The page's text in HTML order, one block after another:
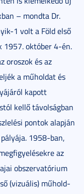
– mondta Dr.
1 volt a Föld első
1957. október 4-én.
oroszok és az
a műholdat és
kapott
kellő távolságban
pontok alapján
1958-ban,
az
obszervatórium
(vizuális) műhold-